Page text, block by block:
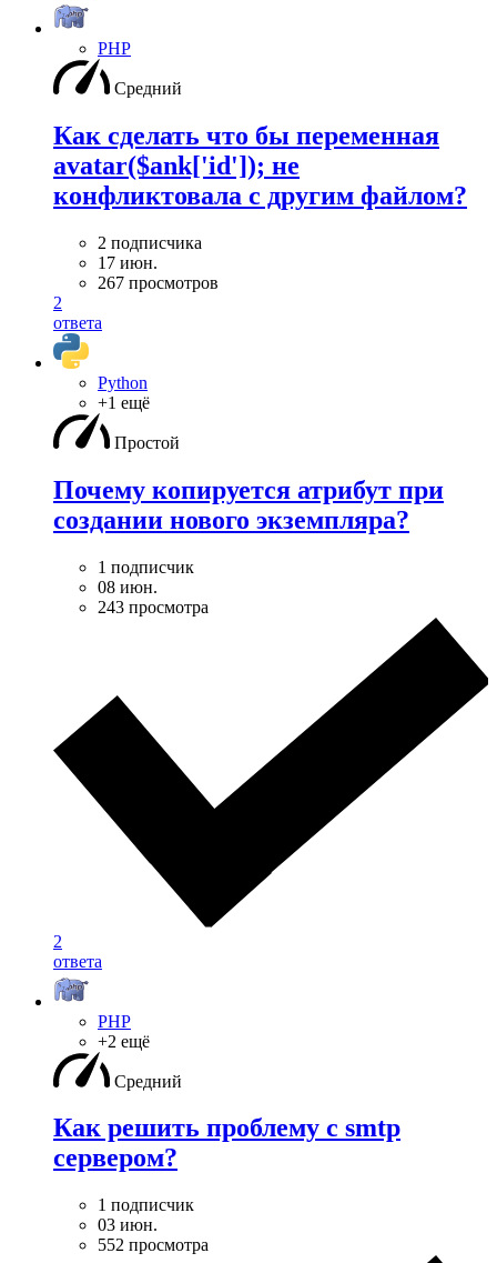
PHP
Средний
Как сделать что бы переменная
avatar($ank['id']); не
конфликтовала с другим файлом?
2 подписчика
17 июн.
267 просмотров
2
ответа
Python
+1 ещё
Простой
Почему копируется атрибут при
создании нового экземпляра?
1 подписчик
08 июн.
243 просмотра
2
ответа
PHP
+2 ещё
Средний
Как решить проблему с smtp
сервером?
1 подписчик
03 июн.
552 просмотра